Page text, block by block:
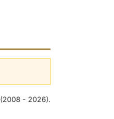
(2008 - 2026).